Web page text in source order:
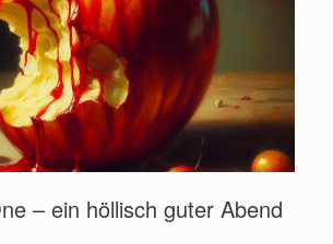
– ein höllisch guter Abend